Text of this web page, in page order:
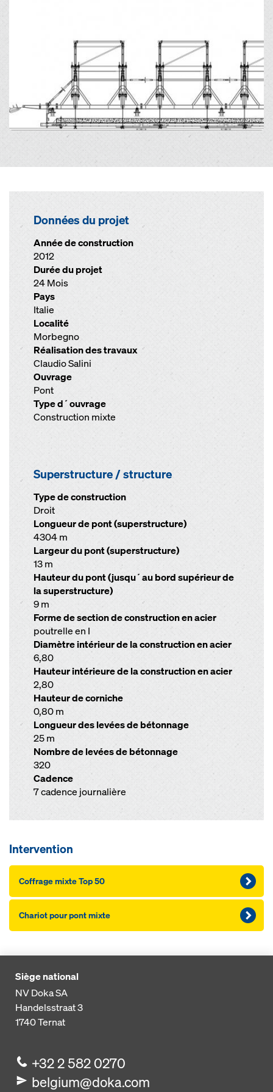
Données du projet
Année de construction
2012
Durée du projet
24 Mois
Pays
Italie
Localité
Morbegno
Réalisation des travaux
Claudio Salini
Ouvrage
Pont
Type d´ouvrage
Construction mixte
Superstructure / structure
Type de construction
Droit
Longueur de pont (superstructure)
4304 m
Largeur du pont (superstructure)
13 m
Hauteur du pont (jusqu´au bord supérieur de
la superstructure)
9 m
Forme de section de construction en acier
poutrelle en I
Diamètre intérieur de la construction en acier
6,80
Hauteur intérieure de la construction en acier
2,80
Hauteur de corniche
0,80 m
Longueur des levées de bétonnage
25 m
Nombre de levées de bétonnage
320
Cadence
7 cadence journalière
Intervention
Coffrage mixte Top 50
Chariot pour pont mixte
Siège national
NV Doka SA
Handelsstraat 3
1740Ternat
+32 2 582 0270
belgium@doka.com